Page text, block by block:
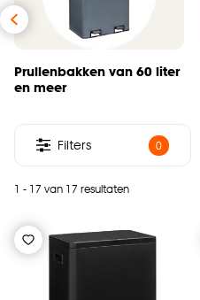
Prullenbakken van 60 liter
en meer
1 - 17 van 17 resultaten
Filters 0